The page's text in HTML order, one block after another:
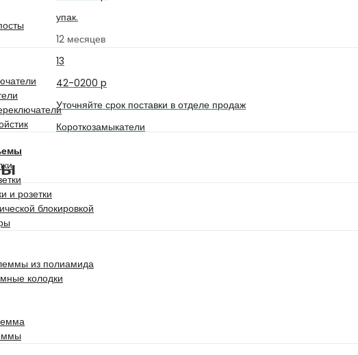
и розетки
блокировкой
из полиамида
колодки
упак.
12 месяцев
13
42-0200 p
Уточняйте срок поставки в отделе продаж
Короткозамыкатели